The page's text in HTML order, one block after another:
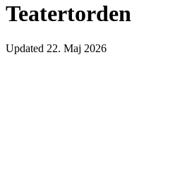
Teatertorden
Updated 22. Maj 2026